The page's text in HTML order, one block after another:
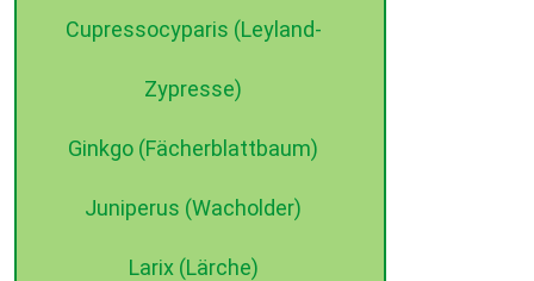
Cupressocyparis (Leyland-
Zypresse)
Ginkgo (Fächerblattbaum)
Juniperus (Wacholder)
Larix (Lärche)